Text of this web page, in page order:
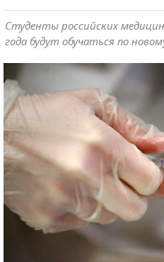
Студенты российских
года будут обучаться по